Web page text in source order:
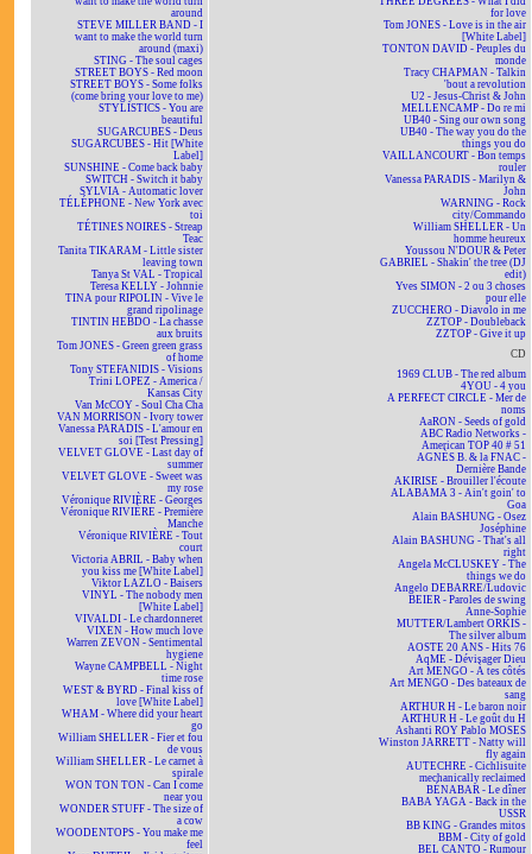
around
STEVE MILLER BAND - I
want to make the world turn
around (maxi)
STING - The soul cages
STREET BOYS - Red moon
STREET BOYS - Some folks
(come bring your love to me)
STYLISTICS - You are
beautiful
SUGARCUBES - Deus
SUGARCUBES - Hit [White
Label]
SUNSHINE - Come back baby
SWITCH - Switch it baby
SYLVIA - Automatic lover
TÉLÉPHONE - New York avec
toi
TÉTINES NOIRES - Streap
Teac
Tanita TIKARAM - Little sister
leaving town
Tanya St VAL - Tropical
Teresa KELLY - Johnnie
TINA pour RIPOLIN - Vive le
grand ripolinage
TINTIN HEBDO - La chasse
aux bruits
Tom JONES - Green green grass
of home
Tony STEFANIDIS - Visions
Trini LOPEZ - America /
Kansas City
Van McCOY - Soul Cha Cha
VAN MORRISON - Ivory tower
Vanessa PARADIS - L'amour en
soi [Test Pressing]
VELVET GLOVE - Last day of
summer
VELVET GLOVE - Sweet was
my rose
Véronique RIVIÈRE - Georges
Véronique RIVIÈRE - Première
Manche
Véronique RIVIÈRE - Tout
court
Victoria ABRIL - Baby when
you kiss me [White Label]
Viktor LAZLO - Baisers
VINYL - The nobody men
[White Label]
VIVALDI - Le chardonneret
VIXEN - How much love
Warren ZEVON - Sentimental
hygiene
Wayne CAMPBELL - Night
time rose
WEST & BYRD - Final kiss of
love [White Label]
WHAM - Where did your heart
go
William SHELLER - Fier et fou
de vous
William SHELLER - Le carnet à
spirale
WON TON TON - Can I come
near you
WONDER STUFF - The size of
a cow
WOODENTOPS - You make me
feel
for love
Tom JONES - Love is in the air
[White Label]
TONTON DAVID - Peuples du
monde
Tracy CHAPMAN - Talkin
'bout a revolution
U2 - Jesus-Christ & John
MELLENCAMP - Do re mi
UB40 - Sing our own song
UB40 - The way you do the
things you do
VAILLANCOURT - Bon temps
rouler
Vanessa PARADIS - Marilyn &
John
WARNING - Rock
city/Commando
William SHELLER - Un
homme heureux
Youssou N'DOUR & Peter
GABRIEL - Shakin' the tree (DJ
edit)
Yves SIMON - 2 ou 3 choses
pour elle
ZUCCHERO - Diavolo in me
ZZTOP - Doubleback
ZZTOP - Give it up
CD
1969 CLUB - The red album
4YOU - 4 you
A PERFECT CIRCLE - Mer de
noms
AaRON - Seeds of gold
ABC Radio Networks -
American TOP 40 # 51
AGNÈS B. & la FNAC -
Dernière Bande
AKIRISE - Brouiller l'écoute
ALABAMA 3 - Ain't goin' to
Goa
Alain BASHUNG - Osez
Joséphine
Alain BASHUNG - That's all
right
Angela McCLUSKEY - The
things we do
Angelo DEBARRE/Ludovic
BEIER - Paroles de swing
Anne-Sophie
MUTTER/Lambert ORKIS -
The silver album
AOSTE 20 ANS - Hits 76
AqME - Dévisager Dieu
Art MENGO - À tes côtés
Art MENGO - Des bateaux de
sang
ARTHUR H - Le baron noir
ARTHUR H - Le goût du H
Ashanti ROY Pablo MOSES
Winston JARRETT - Natty will
fly again
AUTECHRE - Cichlisuite
mechanically reclaimed
BÉNABAR - Le dîner
BABA YAGA - Back in the
USSR
BB KING - Grandes mitos
BBM - City of gold
BEL CANTO - Rumour